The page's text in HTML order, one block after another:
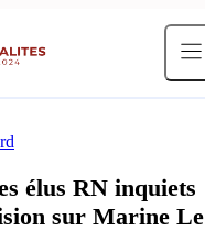
élus RN inquiets
sur Marine Le